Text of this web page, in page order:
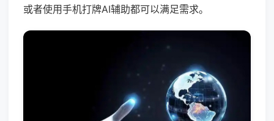
或者使用手机打牌AI辅助都可以满足需求。